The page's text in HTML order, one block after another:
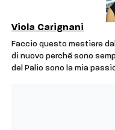
Viola Carignani
Faccio questo mestiere
di nuovo perché sono
del Palio sono la mia